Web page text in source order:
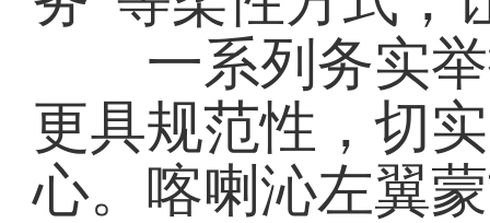
一系列务实举
更具规范性，切
心。喀喇沁左翼